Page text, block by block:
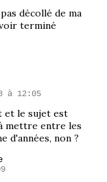
décollé de ma
terminé
à 12:05
et le sujet est
mettre entre les
d'années, non ?